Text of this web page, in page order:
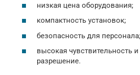
низкая цена оборудования;
компактность установок;
безопасность для персонала;
высокая чувствительность
разрешение.